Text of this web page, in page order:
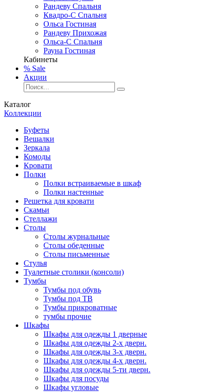
Рандеву Спальня
Квадро-С Спальня
Ольса Гостиная
Рандеву Прихожая
Ольса-С Спальня
Рауна Гостиная
Кабинеты
% Sale
Акции
Каталог
Коллекции
Буфеты
Вешалки
Зеркала
Комоды
Кровати
Полки
Полки встраиваемые в шкаф
Полки настенные
Решетка для кровати
Скамьи
Стеллажи
Столы
Столы журнальные
Столы обеденные
Столы письменные
Стулья
Туалетные столики (консоли)
Тумбы
Тумбы под обувь
Тумбы под ТВ
Тумбы прикроватные
тумбы прочие
Шкафы
Шкафы для одежды 1 дверные
Шкафы для одежды 2-х дверн.
Шкафы для одежды 3-х дверн.
Шкафы для одежды 4-х дверн.
Шкафы для одежды 5-ти дверн.
Шкафы для посуды
Шкафы угловые